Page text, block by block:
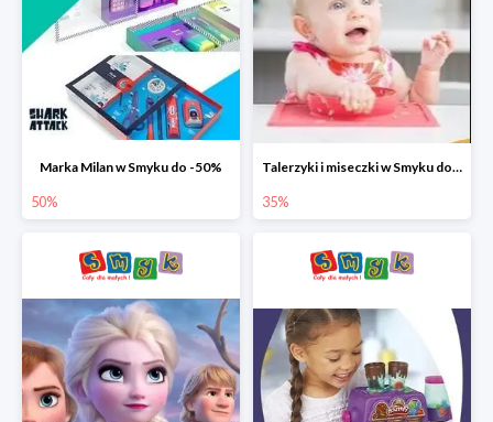
Marka Milan w Smyku do -50%
50%
Talerzyki i miseczki w Smyku do -35%
35%